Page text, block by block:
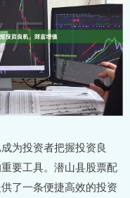
为投资者把握投资良
要工具。潜山县股票配
了一条便捷高效的投资